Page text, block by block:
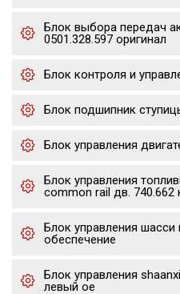
Блок выбора передач
0501.328.597 оригинал
Блок контроля и
Блок подшипник
Блок управления
Блок управления
common rail дв. 740.662
Блок управления
обеспечение
Блок управления
левый oe